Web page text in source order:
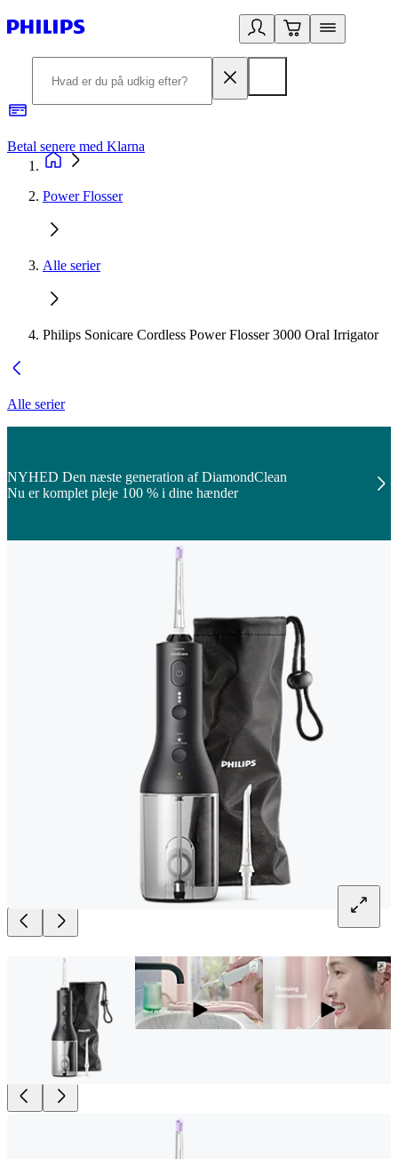
Betal senere med Klarna
Power Flosser
Alle serier
Philips Sonicare Cordless Power Flosser 3000 Oral Irrigator
Alle serier
NYHED Den næste generation af DiamondClean
Nu er komplet pleje 100 % i dine hænder